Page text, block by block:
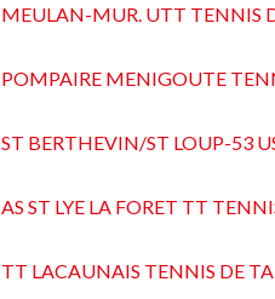
MEULAN-MUR. UTT TENNIS
POMPAIRE MENIGOUTE
ST BERTHEVIN/ST LOUP-53
AS ST LYE LA FORET TT
TT LACAUNAIS TENNIS DE